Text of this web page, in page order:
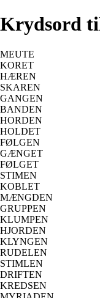
Krydsord
MEUTE
KORET
HÆREN
SKAREN
GANGEN
BANDEN
HORDEN
HOLDET
FØLGEN
GÆNGET
FØLGET
STIMEN
KOBLET
MÆNGDEN
GRUPPEN
KLUMPEN
HJORDEN
KLYNGEN
RUDELEN
STIMLEN
DRIFTEN
KREDSEN